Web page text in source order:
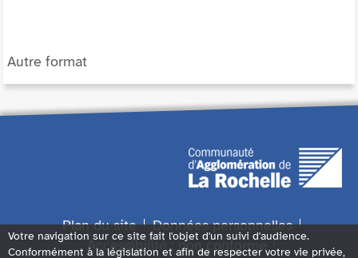
Autre format
Plan du site
Données personnelles
Accessibilité : non conforme
Votre navigation sur ce site fait l'objet d'un suivi d'audience.
Conformément à la législation et afin de respecter votre vie privée,